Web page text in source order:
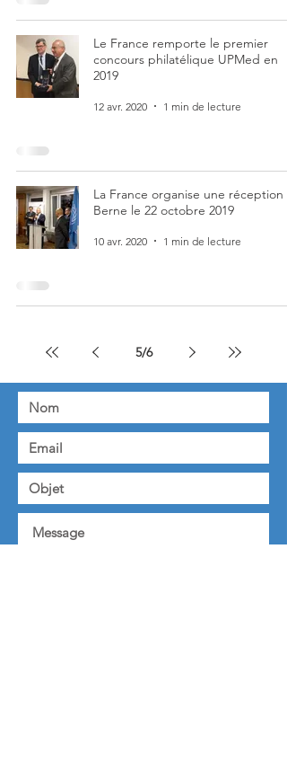
Le France remporte le premier
concours philatélique UPMed en
2019
12 avr. 2020 1 min de lecture
La France organise une réception à
Berne le 22 octobre 2019
10 avr. 2020 1 min de lecture
5/6